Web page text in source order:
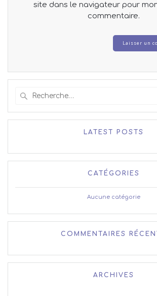
site dans le navigateur pour
commentaire.
:
LATEST POSTS
CATÉGORIES
Aucune catégorie
COMMENTAIRES
ARCHIVES